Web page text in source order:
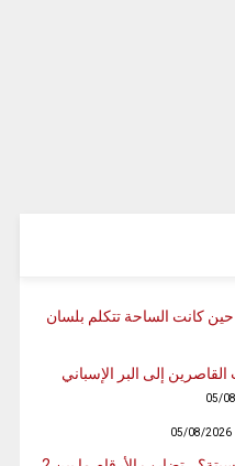
جامع الفنا كما سمعها كولان/ 5.. حين كانت الساحة تتكلم بلسان
إلى البر الإسباني
05/
05/08/2026